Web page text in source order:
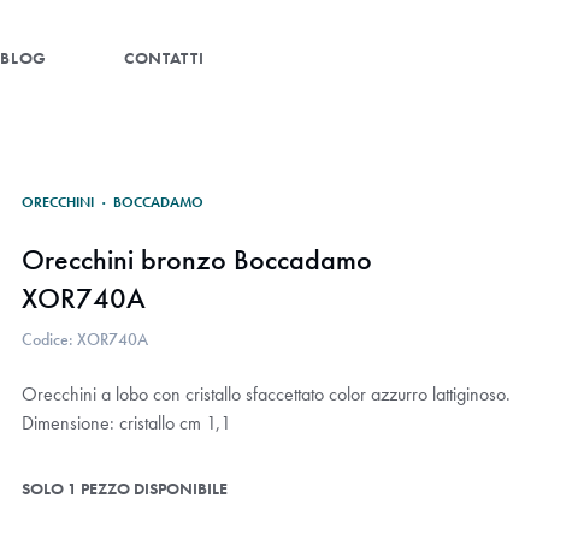
BLOG CONTATTI
ORECCHINI · BOCCADAMO
Orecchini bronzo Boccadamo
XOR740A
Codice: XOR740A
Orecchini a lobo con cristallo sfaccettato color azzurro lattiginoso.
Dimensione: cristallo cm 1,1
SOLO 1 PEZZO DISPONIBILE